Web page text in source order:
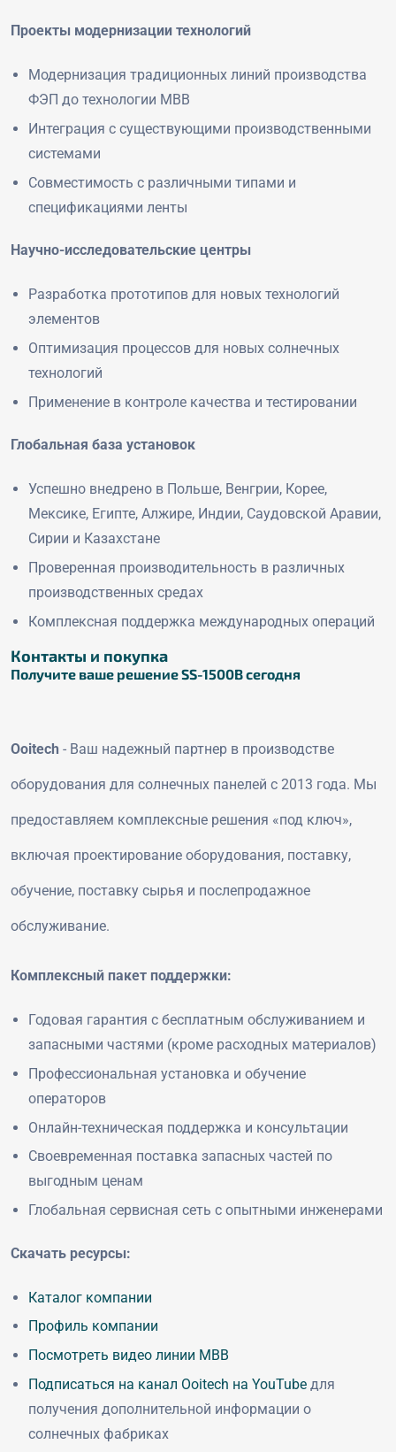
Проекты модернизации технологий
Модернизация традиционных линий производства
ФЭП до технологии MBB
Интеграция с существующими производственными
системами
Совместимость с различными типами и
спецификациями ленты
Научно-исследовательские центры
Разработка прототипов для новых технологий
элементов
Оптимизация процессов для новых солнечных
технологий
Применение в контроле качества и тестировании
Глобальная база установок
Успешно внедрено в Польше, Венгрии, Корее,
Мексике, Египте, Алжире, Индии, Саудовской Аравии,
Сирии и Казахстане
Проверенная производительность в различных
производственных средах
Комплексная поддержка международных операций
Контакты и покупка
Получите ваше решение SS-1500B сегодня
Ooitech - Ваш надежный партнер в производстве
оборудования для солнечных панелей с 2013 года. Мы
предоставляем комплексные решения «под ключ»,
включая проектирование оборудования, поставку,
обучение, поставку сырья и послепродажное
обслуживание.
Комплексный пакет поддержки:
Годовая гарантия с бесплатным обслуживанием и
запасными частями (кроме расходных материалов)
Профессиональная установка и обучение
операторов
Онлайн-техническая поддержка и консультации
Своевременная поставка запасных частей по
выгодным ценам
Глобальная сервисная сеть с опытными инженерами
Скачать ресурсы:
Каталог компании
Профиль компании
Посмотреть видео линии MBB
Подписаться на канал Ooitech на YouTube для
получения дополнительной информации о
солнечных фабриках